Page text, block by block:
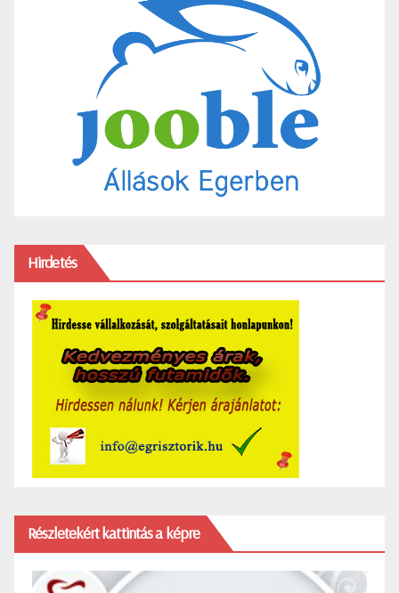
Hirdetés
Részletekért kattintás a képre